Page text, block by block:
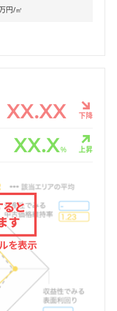
円/㎡
XX.XX 下降
XX.X% 上昇